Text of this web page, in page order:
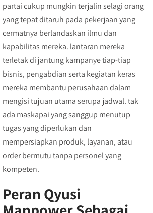
partai cukup mungkin terjalin selagi orang
yang tepat ditaruh pada pekerjaan yang
cermatnya berlandaskan ilmu dan
kapabilitas mereka. lantaran mereka
terletak di jantung kampanye tiap-tiap
bisnis, pengabdian serta kegiatan keras
mereka membantu perusahaan dalam
mengisi tujuan utama serupa jadwal. tak
ada maskapai yang sanggup menutup
tugas yang diperlukan dan
mempersiapkan produk, layanan, atau
order bermutu tanpa personel yang
kompeten.
Peran Qyusi